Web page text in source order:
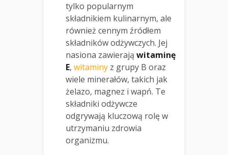
tylko popularnym
składnikiem kulinarnym, ale
również cennym źródłem
składników odżywczych. Jej
nasiona zawierają witaminę
E, witaminy z grupy B oraz
wiele minerałów, takich jak
żelazo, magnez i wapń. Te
składniki odżywcze
odgrywają kluczową rolę w
utrzymaniu zdrowia
organizmu.